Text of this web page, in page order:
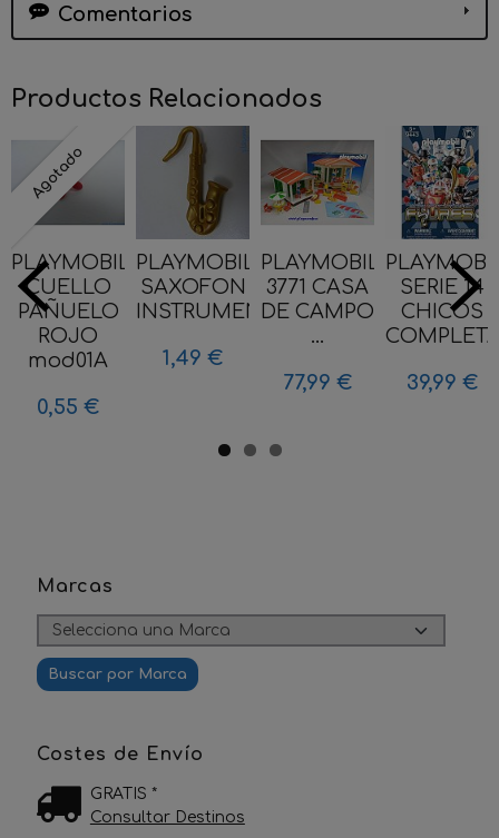
Marcas
Costes de Envío
GRATIS *
Consultar Destinos
Comentarios
Productos Relacionados
Agotado
PLAYMOBIL
CUELLO
PAÑUELO
ROJO
mod01A
0,55 €
PLAYMOBIL
SAXOFON
INSTRUMENTOS...
1,49 €
PLAYMOBIL
3771 CASA
DE CAMPO
...
77,99 €
SERIE 14
CHICOS
39,99 €